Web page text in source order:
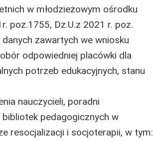
w młodzieżowym ośrodku
poz.1755, Dz.U.z 2021 r. poz.
zawartych we wniosku
odpowiedniej placówki dla
potrzeb edukacyjnych, stanu
nauczycieli, poradni
pedagogicznych w
resocjalizacji i socjoterapii, w tym: